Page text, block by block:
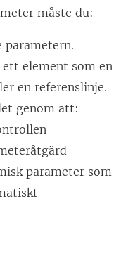
måste du:
parametern.
element som en
en referenslinje.
genom att:
parameter som